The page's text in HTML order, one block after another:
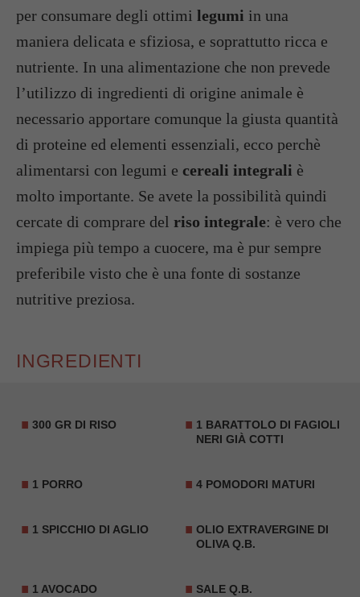
per consumare degli ottimi legumi in una
maniera delicata e sfiziosa, e soprattutto ricca e
nutriente. In una alimentazione che non prevede
l’utilizzo di ingredienti di origine animale è
necessario apportare comunque la giusta quantità
di proteine ed elementi essenziali, ecco perchè
alimentarsi con legumi e cereali integrali è
molto importante. Se avete la possibilità quindi
cercate di comprare del riso integrale: è vero che
impiega più tempo a cuocere, ma è pur sempre
preferibile visto che è una fonte di sostanze
nutritive preziosa.
INGREDIENTI
300 GR DI RISO 1 BARATTOLO DI FAGIOLI
NERI GIÀ COTTI
1 PORRO 4 POMODORI MATURI
1 SPICCHIO DI AGLIO
OLIO EXTRAVERGINE DI
OLIVA Q.B.
1 AVOCADO SALE Q.B.